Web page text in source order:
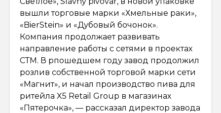
вышли торговые марки «Хмельные раки»,
«BierStein» и «Дубовый бочонок».
Компания продолжает развивать
направление работы с сетями в проектах
СТМ. В рпошедшем году завод продолжил
розлив собственной торговой марки сети
«Магнит», и начал производство пива для
ритейла X5 Retail Group в магазинах
«Пятерочка», — рассказал директор завода